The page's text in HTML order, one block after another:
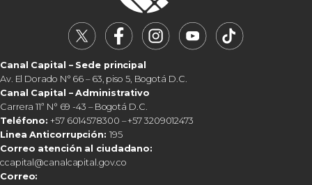
Canal Capital – Sede principal
Av. El Dorado N° 66 – 63, piso 5, Bogotá D.C.
Canal Capital – Administrativo
Carrera 11ª N° 69 -43 – Bogotá D.C.
Teléfono: +57 6014578300 – +57 3209012473
Linea Anticorrupción: 195
Correo atención al ciudadano:
ccapital@canalcapital.gov.co
Correo: